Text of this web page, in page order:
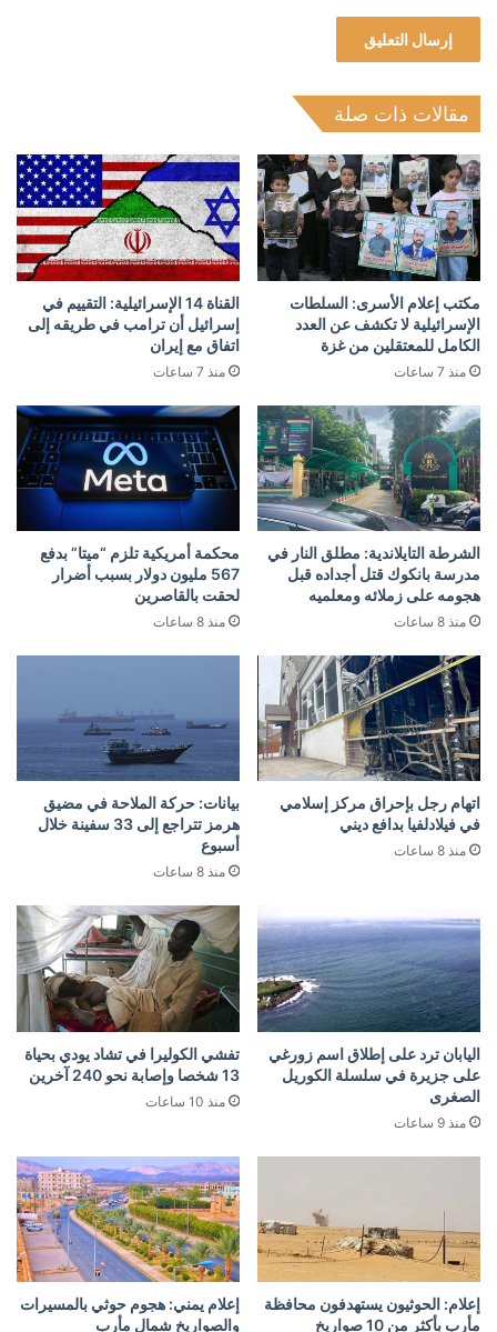
مقالات ذات صلة
مكتب إعلام الأسرى: السلطات
الإسرائيلية لا تكشف عن العدد
الكامل للمعتقلين من غزة
منذ 7 ساعات
القناة 14 الإسرائيلية: التقييم في
إسرائيل أن ترامب في طريقه إلى
اتفاق مع إيران
منذ 7 ساعات
الشرطة التايلاندية: مطلق النار في
مدرسة بانكوك قتل أجداده قبل
هجومه على زملائه ومعلميه
منذ 8 ساعات
محكمة أمريكية تلزم “ميتا” بدفع
567 مليون دولار بسبب أضرار
لحقت بالقاصرين
منذ 8 ساعات
اتهام رجل بإحراق مركز إسلامي
في فيلادلفيا بدافع ديني
منذ 8 ساعات
بيانات: حركة الملاحة في مضيق
هرمز تتراجع إلى 33 سفينة خلال
أسبوع
منذ 8 ساعات
اليابان ترد على إطلاق اسم زورغي
على جزيرة في سلسلة الكوريل
الصغرى
منذ 9 ساعات
تفشي الكوليرا في تشاد يودي بحياة
13 شخصا وإصابة نحو 240 آخرين
منذ 10 ساعات
إعلام: الحوثيون يستهدفون محافظة
مأرب بأكثر من 10 صواريخ
إعلام يمني: هجوم حوثي بالمسيرات
والصواريخ شمال مأرب